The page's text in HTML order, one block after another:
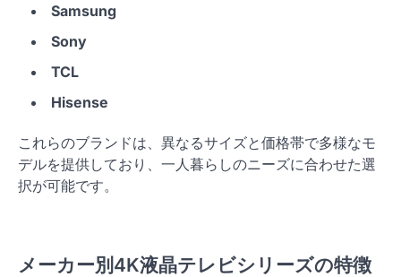
Samsung
Sony
TCL
Hisense
これらのブランドは、異なるサイズと価格帯で多様なモ
デルを提供しており、一人暮らしのニーズに合わせた選
択が可能です。
メーカー別4K液晶テレビシリーズの特徴